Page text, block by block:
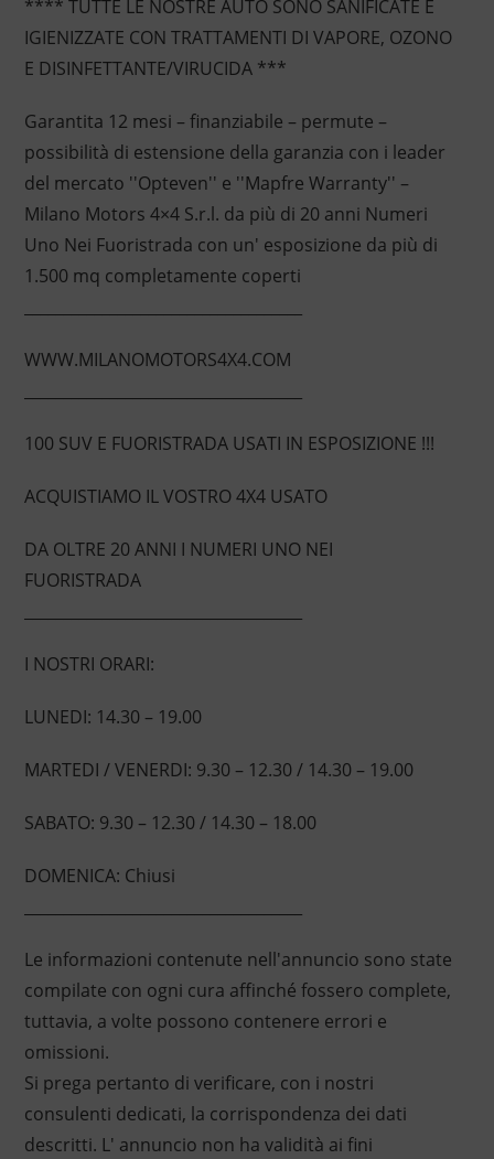
**** TUTTE LE NOSTRE AUTO SONO SANIFICATE E
IGIENIZZATE CON TRATTAMENTI DI VAPORE, OZONO
E DISINFETTANTE/VIRUCIDA ***
Garantita 12 mesi – finanziabile – permute –
possibilità di estensione della garanzia con i leader
del mercato ''Opteven'' e ''Mapfre Warranty'' –
Milano Motors 4×4 S.r.l. da più di 20 anni Numeri
Uno Nei Fuoristrada con un' esposizione da più di
1.500 mq completamente coperti
WWW.MILANOMOTORS4X4.COM
100 SUV E FUORISTRADA USATI IN ESPOSIZIONE !!!
ACQUISTIAMO IL VOSTRO 4X4 USATO
DA OLTRE 20 ANNI I NUMERI UNO NEI
FUORISTRADA
I NOSTRI ORARI:
LUNEDI: 14.30 – 19.00
MARTEDI / VENERDI: 9.30 – 12.30 / 14.30 – 19.00
SABATO: 9.30 – 12.30 / 14.30 – 18.00
DOMENICA: Chiusi
Le informazioni contenute nell'annuncio sono state
compilate con ogni cura affinché fossero complete,
tuttavia, a volte possono contenere errori e
omissioni.
Si prega pertanto di verificare, con i nostri
consulenti dedicati, la corrispondenza dei dati
descritti. L' annuncio non ha validità ai fini